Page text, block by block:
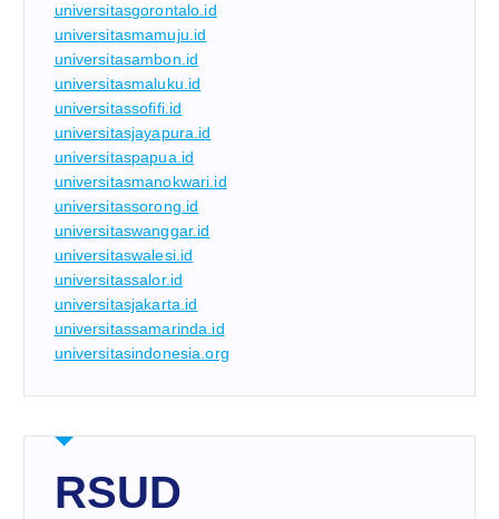
universitasgorontalo.id
universitasmamuju.id
universitasambon.id
universitasmaluku.id
universitassofifi.id
universitasjayapura.id
universitaspapua.id
universitasmanokwari.id
universitassorong.id
universitaswanggar.id
universitaswalesi.id
universitassalor.id
universitasjakarta.id
universitassamarinda.id
universitasindonesia.org
RSUD